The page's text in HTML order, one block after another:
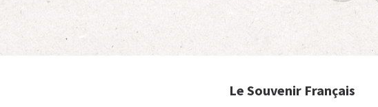
Le Souvenir Français